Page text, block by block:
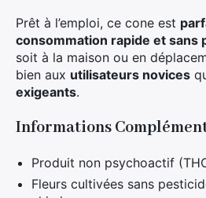
Prêt à l’emploi, ce cone est
consommation rapide et sans
soit à la maison ou en
bien aux utilisateurs novices
exigeants.
Informations
Produit non psychoactif
Fleurs cultivées sans